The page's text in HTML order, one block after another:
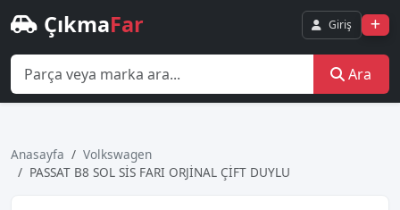
ÇıkmaFar Giriş
Ara
Anasayfa
Volkswagen
PASSAT B8 SOL SİS FARI ORJİNAL ÇİFT DUYLU